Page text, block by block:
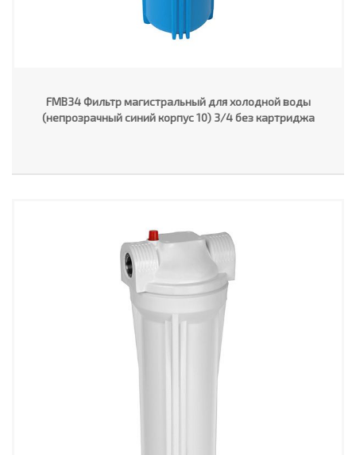
FMB34 Фильтр магистральный для холодной воды
(непрозрачный синий корпус 10) 3/4 без картриджа